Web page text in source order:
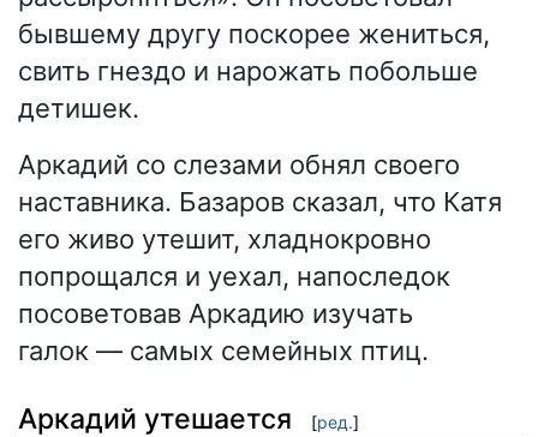
бывшему другу поскорее жениться,
свить гнездо и нарожать побольше
детишек.
Аркадий со слезами обнял своего
наставника. Базаров сказал, что Катя
его живо утешит, хладнокровно
попрощался и уехал, напоследок
посоветовав Аркадию изучать
галок — самых семейных птиц.
Аркадий утешается [ред.]